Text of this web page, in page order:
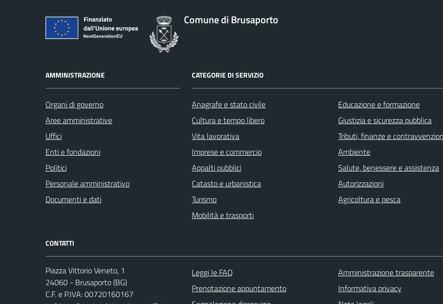
Comune di Brusaporto
AMMINISTRAZIONE
Organi di governo
Aree amministrative
Uffici
Enti e fondazioni
Politici
Personale amministrativo
Documenti e dati
CATEGORIE DI SERVIZIO
Anagrafe e stato civile
Cultura e tempo libero
Vita lavorativa
Imprese e commercio
Appalti pubblici
Catasto e urbanistica
Turismo
Mobilità e trasporti
Educazione e formazione
Giustizia e sicurezza pubblica
Tributi, finanze e
Ambiente
Salute, benessere e assistenza
Autorizzazioni
Agricoltura e pesca
CONTATTI
Piazza Vittorio Veneto, 1
24060 - Brusaporto (BG)
C.F. e P.IVA: 00720160167
Leggi le FAQ
Prenotazione appuntamento
Amministrazione trasparente
Informativa privacy